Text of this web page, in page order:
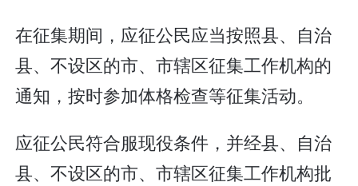
在征集期间，应征公民应当按照县、自治
县、不设区的市、市辖区征集工作机构的
通知，按时参加体格检查等征集活动。
应征公民符合服现役条件，并经县、自治
县、不设区的市、市辖区征集工作机构批